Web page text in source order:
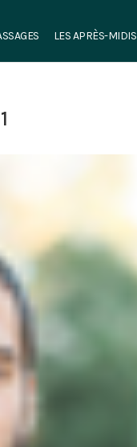
LES APRÈS-MIDIS